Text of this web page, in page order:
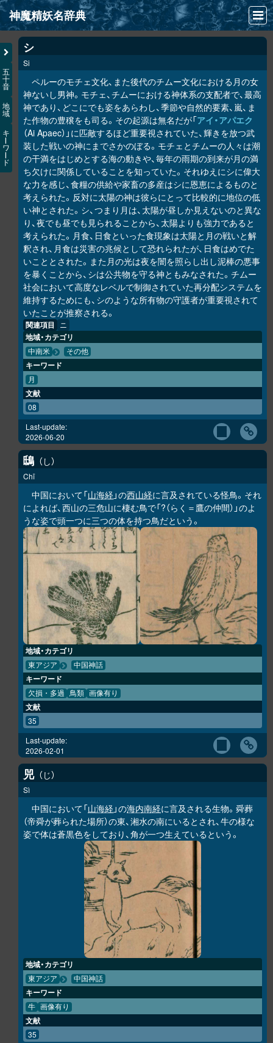
神魔精妖名辞典
NEWS
INFO
文献
検索
凖項目
画像資料便覧
LINK
五
十
音
地
域
キ
ワ
ド
シ
Si
ペルーのモチェ文化、また後代のチムー文化における月の女
神ないし男神。モチェ、チムーにおける神体系の支配者で、最高
神であり、どこにでも姿をあらわし、季節や自然的要素、嵐、ま
た作物の豊穣をも司る。その起源は無名だが「アイ・アパエク
（Ai Apaec）」に匹敵するほど重要視されていた、輝きを放つ武
装した戦いの神にまでさかのぼる。モチェとチムーの人々は潮
の干満をはじめとする海の動きや、毎年の雨期の到来が月の満
ち欠けに関係していることを知っていた。それゆえにシに偉大
な力を感じ、食糧の供給や家畜の多産はシに恩恵によるものと
考えられた。反対に太陽の神は彼らにとって比較的に地位の低
い神とされた。シ、つまり月は、太陽が昼しか見えないのと異な
り、夜でも昼でも見られることから、太陽よりも強力であると
考えられた。月食、日食といった食現象は太陽と月の戦いと解
釈され、月食は災害の兆候として恐れられたが、日食はめでた
いこととされた。また月の光は夜を闇を照らし出し泥棒の悪事
を暴くことから、シは公共物を守る神ともみなされた。チムー
社会において高度なレベルで制御されていた再分配システムを
維持するためにも、シのような所有物の守護者が重要視されて
いたことが推察される。
関連項目 ニ
地域・カテゴリ
中南米 その他
キーワード
月
文献
08
Last-update:
2026-06-20
鴟 し
Chī
中国において「山海経 」の西山経に言及されている怪鳥。それ
によれば、西山の三危山に棲む鳥で「?（らく＝鷹の仲間）」のよ
うな姿で頭一つに三つの体を持つ鳥だという。
地域・カテゴリ
東アジア 中国神話
キーワード
欠損・多過 鳥類 画像有り
文献
35
Last-update:
2026-02-01
兕 じ
Sì
中国において「山海経 」の海内南経に言及される生物。舜葬
（帝舜が葬られた場所）の東、湘水の南にいるとされ、牛の様な
姿で体は蒼黒色をしており、角が一つ生えているという。
地域・カテゴリ
東アジア 中国神話
キーワード
牛 画像有り
文献
35